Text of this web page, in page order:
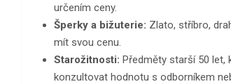
určením ceny.
Šperky a bižuterie: Zlato, stříbro,
mít svou cenu.
Starožitnosti: Předměty starší 50 let,
konzultovat hodnotu s odborníkem